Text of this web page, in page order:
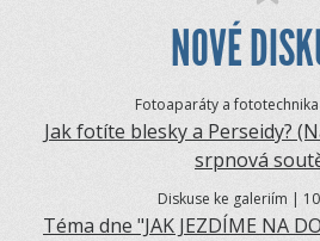
NOVÉ
Fotoaparáty a
Jak fotíte blesky a Perseidy?
srpnová
Diskuse ke galeriím |
Téma dne "JAK JEZDÍME NA